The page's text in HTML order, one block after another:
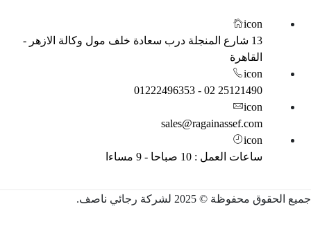
icon
13 شارع المنجلة درب سعادة خلف مول وكالة الازهر -
القاهرة
icon
25121490 02 - 01222496353
icon
sales@ragainassef.com
icon
ساعات العمل : 10 صباحا - 9 مساءا
الحقوق محفوظة © 2025 لشركة رجائي ناصف.